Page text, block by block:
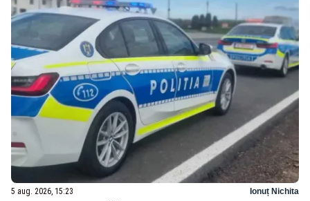
5 aug. 2026, 15:23 Ionuț Nichita